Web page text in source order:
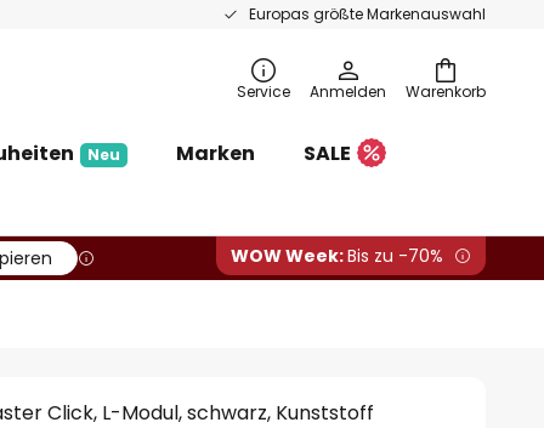
Europas größte Markenauswahl
Warenkorb
Service Anmelden
Neu Marken
SALE
WOW Week:Bis zu -70%
Click, L-Modul, schwarz, Kunststoff